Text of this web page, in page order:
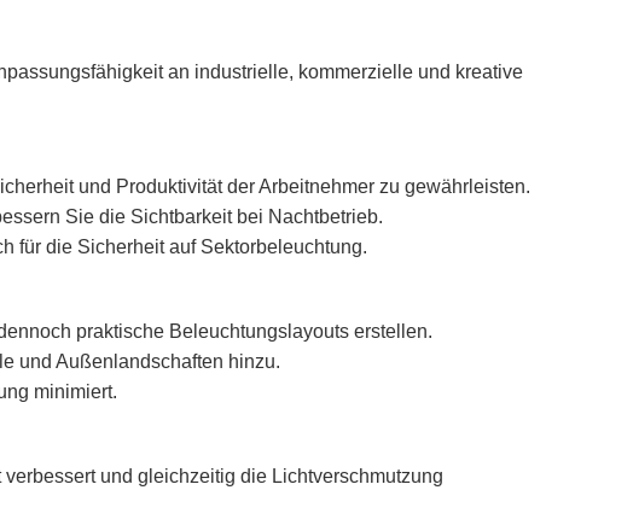
an industrielle, kommerzielle und kreative
und Produktivität der Arbeitnehmer zu gewährleisten.
Sie die Sichtbarkeit bei Nachtbetrieb.
für die Sicherheit auf Sektorbeleuchtung.
praktische Beleuchtungslayouts erstellen.
und Außenlandschaften hinzu.
minimiert.
und gleichzeitig die Lichtverschmutzung